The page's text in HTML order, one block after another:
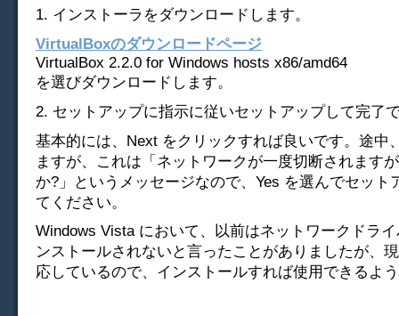
1. インストーラをダウンロードします。
VirtualBoxのダウンロードページ
VirtualBox 2.2.0 for Windows hosts x86/amd64
を選びダウンロードします。
2. セットアップに指示に従いセットアップして完了
基本的には、Next をクリックすれば良いです。途中
ますが、これは「ネットワークが一度切断されます
か?」というメッセージなので、Yes を選んでセット
てください。
Windows Vista において、以前はネットワークドラ
ンストールされないと言ったことがありましたが、
応しているので、インストールすれば使用できるよ